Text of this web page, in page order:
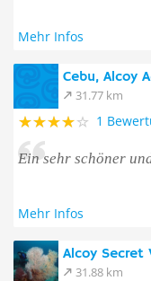
Mehr Infos
Cebu, Alcoy
31.77 km
1
Ein sehr schöner
Mehr Infos
Alcoy Secret
31.88 km